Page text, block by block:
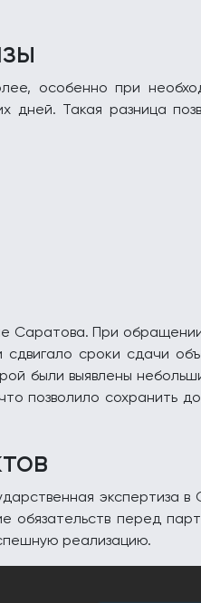
особенно при
дней. Такая разница
Саратова. При
сроки сдачи
были выявлены
позволило сохранить
экспертиза в
обязательств перед
реализацию.